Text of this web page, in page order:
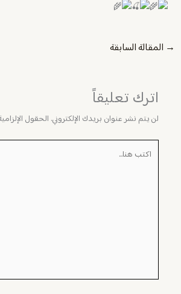
→ المقالة السابقة
اترك تعليقاً
لن يتم نشر عنوان بريدك الإلكتروني. الحقول